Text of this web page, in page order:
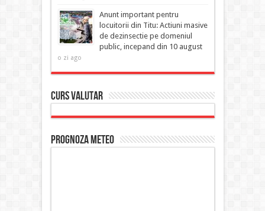
Anunt important pentru
locuitorii din Titu: Actiuni masive
de dezinsectie pe domeniul
public, incepand din 10 august
o zi ago
Curs Valutar
Prognoza Meteo